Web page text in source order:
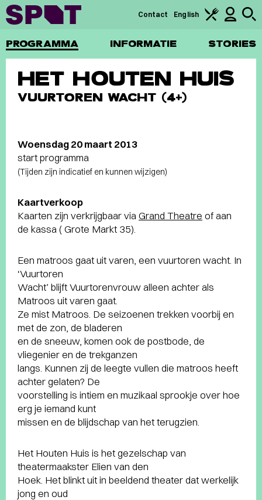
PROGRAMMA INFORMATIE STORIES
Contact English
HET HOUTEN HUIS
VUURTOREN WACHT (4+)
Woensdag 20 maart 2013
start programma
(Tijden zijn indicatief en kunnen wijzigen)
Kaartverkoop
Kaarten zijn verkrijgbaar via Grand Theatre of aan
de kassa ( Grote Markt 35).
Een matroos gaat uit varen, een vuurtoren wacht. In
‘Vuurtoren
Wacht’ blijft Vuurtorenvrouw alleen achter als
Matroos uit varen gaat.
Ze mist Matroos. De seizoenen trekken voorbij en
met de zon, de bladeren
en de sneeuw, komen ook de postbode, de
vliegenier en de trekganzen
langs. Kunnen zij de leegte vullen die matroos heeft
achter gelaten? De
voorstelling is intiem en muzikaal sprookje over hoe
erg je iemand kunt
missen en de blijdschap van het terugzien.
Het Houten Huis is het gezelschap van
theatermaakster Elien van den
Hoek. Het blinkt uit in beeldend theater dat werkelijk
jong en oud